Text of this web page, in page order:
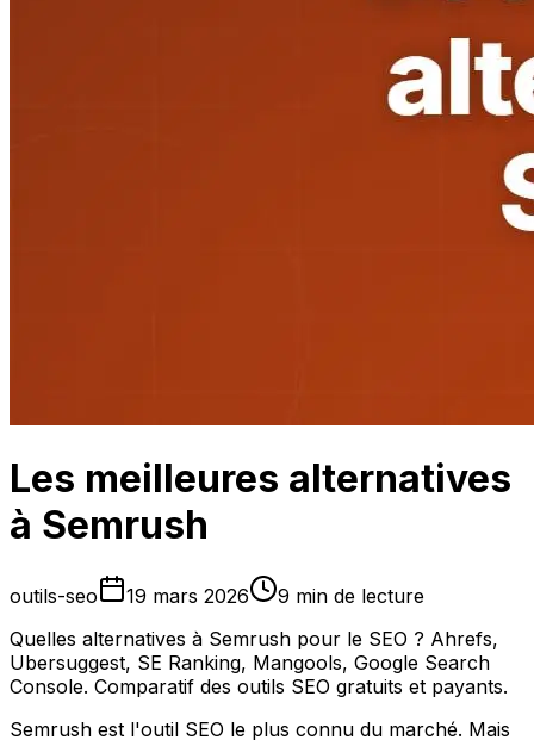
Les meilleures alternatives
à Semrush
outils-seo 19 mars 2026
9 min de lecture
Quelles alternatives à Semrush pour le SEO ? Ahrefs,
Ubersuggest, SE Ranking, Mangools, Google Search
Console. Comparatif des outils SEO gratuits et payants.
Semrush est l'outil SEO le plus connu du marché. Mais